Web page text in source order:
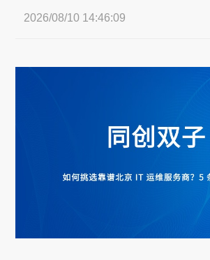
2026/08/10 14:46:09